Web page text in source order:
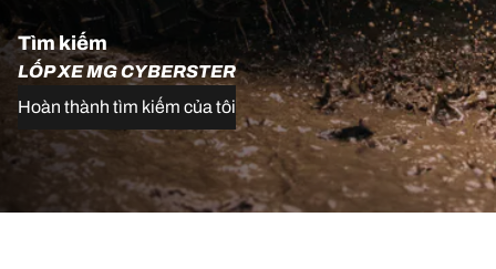
Tìm kiếm
LỐP XE MG CYBERSTER
Hoàn thành tìm kiếm của tôi